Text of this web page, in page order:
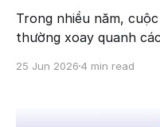
Trong nhiều năm,
thường xoay quanh
hay các ứng dụng hỗ
25 Jun 2026 4 min read